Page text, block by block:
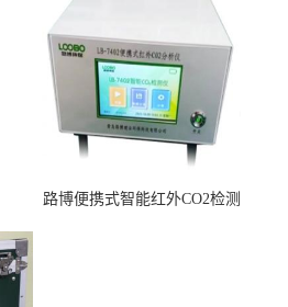
路博便携式智能红外CO2检测